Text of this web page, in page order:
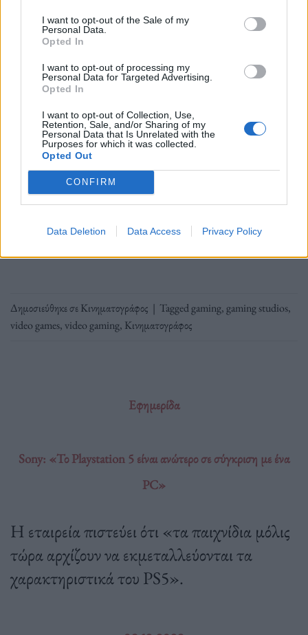
I want to opt-out of the Sale of my
Personal Data.
Opted In
I want to opt-out of processing my
Personal Data for Targeted Advertising.
Opted In
I want to opt-out of Collection, Use,
Retention, Sale, and/or Sharing of my
Personal Data that Is Unrelated with the
Purposes for which it was collected.
Opted Out
CONFIRM
Data Deletion Data Access Privacy Policy
Cyberpunk 2077
Υπάρχει μία διαχρονική σχέση αλληλεπίδρασης της
κινηματογραφικής βιομηχανίας και του κόσμου των
video games, με τις τεχνολογικές εξελίξεις να
ενισχύουν ακόμα περισσότερο την φαντασμαγορική
ανάμειξη των δύο κόσμων.
Διαβάστε περισσότερα →
Δημοσιεύθηκε σεΚινηματογράφος | Taggedgaming, gaming studios,
video games,video gaming, Κινηματογράφος
Εφημερίδα
Sony: «Το Playstation 5 είναι ανώτερο σε σύγκριση με ένα
PC»
Η εταιρεία πιστεύει ότι «τα παιχνίδια μόλις
τώρα αρχίζουν να εκμεταλλεύονται τα
χαρακτηριστικά του PS5».